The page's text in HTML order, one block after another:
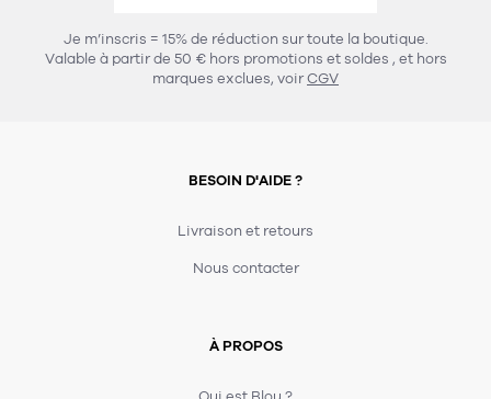
Je m’inscris = 15% de réduction sur toute la boutique.
Valable à partir de 50 € hors promotions et soldes , et hors
marques exclues, voirCGV
BESOIN D'AIDE ?
Livraison et retours
Nous contacter
À PROPOS